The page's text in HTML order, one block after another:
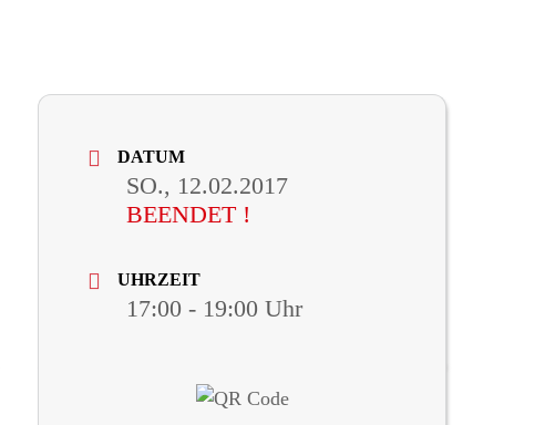
DATUM
SO., 12.02.2017
BEENDET !
UHRZEIT
17:00 - 19:00